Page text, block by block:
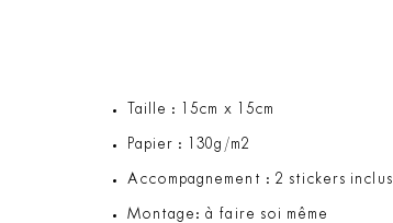
Taille : 15cm x 15cm
Papier : 130g/m2
Accompagnement : 2 stickers inclus
Montage: à faire soi même